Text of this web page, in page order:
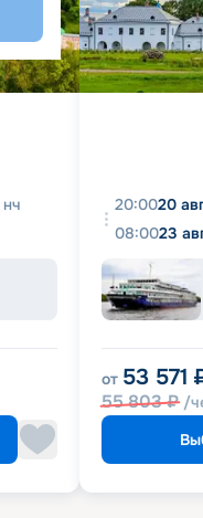
нч
20:0020
08:0023
от 53 571
55 803₽ /